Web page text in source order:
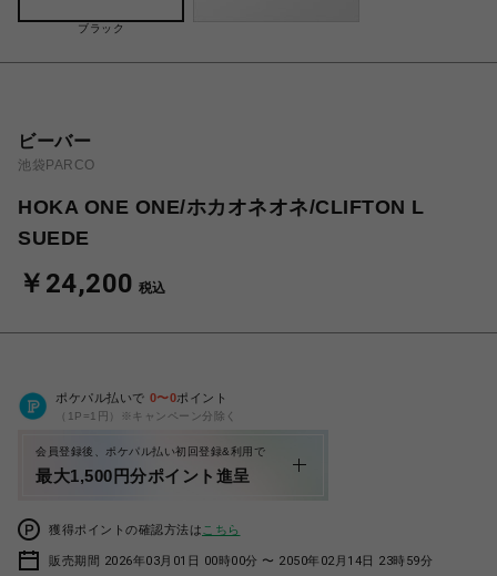
ブラック
ビーバー
池袋PARCO
HOKA ONE ONE/ホカオネオネ/CLIFTON L
SUEDE
￥24,200 税込
ポケパル払いで 0〜0ポイント
（1P=1円）※キャンペーン分除く
会員登録後、ポケパル払い初回登録&利用で
最大1,500円分ポイント進呈
獲得ポイントの確認方法は こちら
販売期間 2026年03月01日 00時00分 〜 2050年02月14日 23時59分